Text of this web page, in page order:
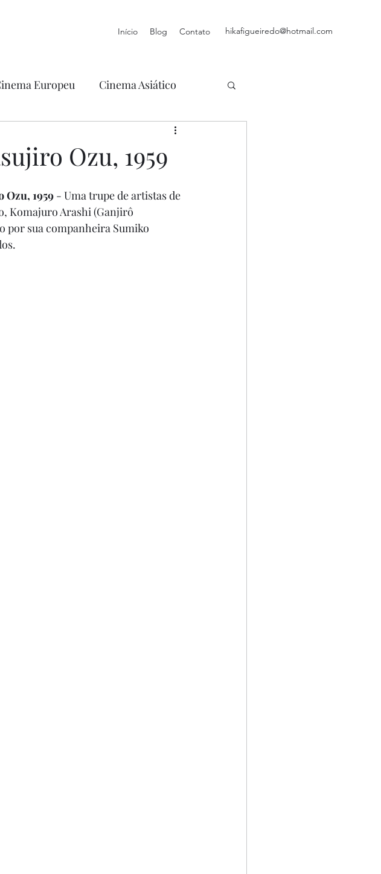
Início Blog Contato hikafigueiredo@hotmail.com
Europeu Cinema Asiático
Ozu, 1959
Ozu, 1959 - Uma trupe de artistas de
Komajuro Arashi (Ganjirô
por sua companheira Sumiko